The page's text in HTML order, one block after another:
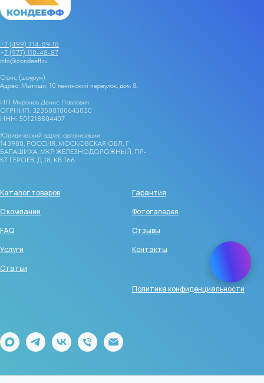
+7 (499) 714-89-18
+7 (977) 110-48-87
info@condeeff.ru
Офис (шоурум)
Адрес: Мытищи, 10 ленинский переулок, дом 8.
ИП Миронов Денис Павлович
ОГРНИП: 323508100645050
ИНН: 501218804407
Юридический адрес организации
143980, РОССИЯ, МОСКОВСКАЯ ОБЛ, Г
БАЛАШИХА, МКР ЖЕЛЕЗНОДОРОЖНЫЙ, ПР-
КТ ГЕРОЕВ, Д 18, КВ 166
Каталог товаров
О компании
FAQ
Услуги
Статьи
Гарантия
Фотогалерея
Отзывы
Контакты
Политика конфиденциальности